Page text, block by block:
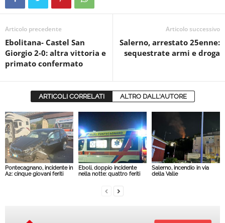
Articolo precedente
Ebolitana- Castel San
Giorgio 2-0: altra vittoria e
primato confermato
Articolo successivo
Salerno, arrestato 25enne:
sequestrate armi e droga
ARTICOLI CORRELATI ALTRO DALL'AUTORE
Pontecagnano, incidente in
A2: cinque giovani feriti
Eboli, doppio incidente
nella notte: quattro feriti
Salerno, incendio in via
della Valle